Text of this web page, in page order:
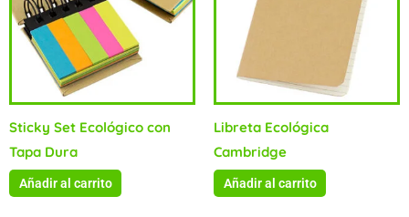
Sticky Set Ecológico con
Tapa Dura
Añadir al carrito
Libreta Ecológica
Cambridge
Añadir al carrito